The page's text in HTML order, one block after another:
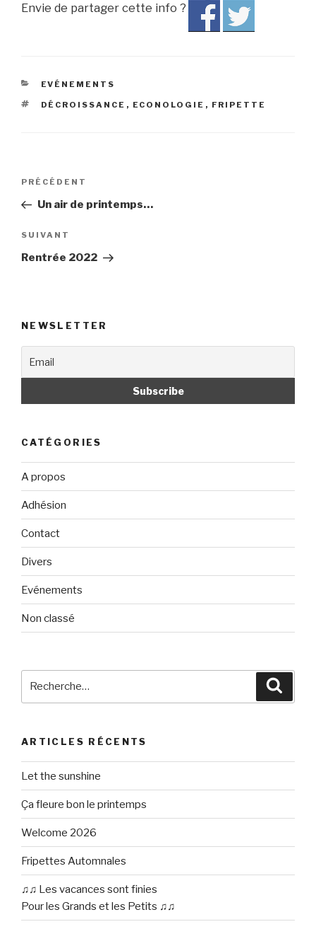
Envie de partager cette info ?
CATÉGORIES
EVÉNEMENTS
ÉTIQUETTES
DÉCROISSANCE , ECONOLOGIE , FRIPETTE
Navigation
l’article
Article
précédent
PRÉCÉDENT
Un air de printemps…
Article
suivant
SUIVANT
Rentrée 2022
NEWSLETTER
CATÉGORIES
A propos
Adhésion
Contact
Divers
Evénements
Non classé
ARTICLES RÉCENTS
Let the sunshine
Ça fleure bon le printemps
Welcome 2026
Fripettes Automnales
♫♫ Les vacances sont finies
Pour les Grands et les Petits ♫♫